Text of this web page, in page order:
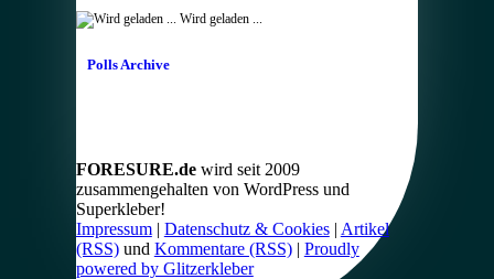
Wird geladen ...
Polls Archive
FORESURE.dewird seit 2009
zusammengehalten von WordPress und
Superkleber!
Impressum| Datenschutz & Cookies| Artikel
(RSS)und Kommentare (RSS)| Proudly
powered by Glitzerkleber